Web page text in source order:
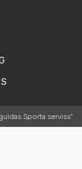
Sporta serviss"